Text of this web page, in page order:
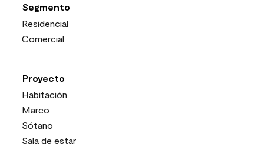
Segmento
Residencial
Comercial
Proyecto
Habitación
Marco
Sótano
Sala de estar